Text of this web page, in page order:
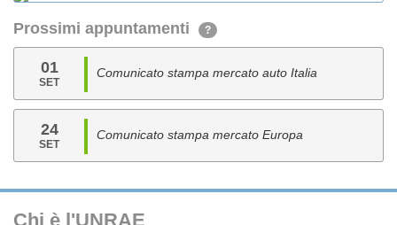
Prossimi appuntamenti ?
01
SET
Comunicato stampa mercato auto Italia
24
SET
Comunicato stampa mercato Europa
Chi è l'UNRAE